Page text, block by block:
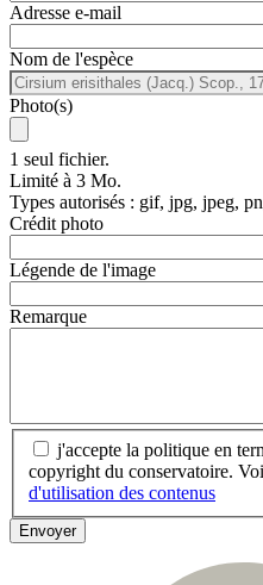
Adresse e-mail
Nom de l'espèce
Photo(s)
1 seul fichier.
Limité à 3 Mo.
Types autorisés : gif, jpg, jpeg,
Crédit photo
Légende de l'image
Remarque
j'accepte la politique en
copyright du conservatoire.
d'utilisation des contenus